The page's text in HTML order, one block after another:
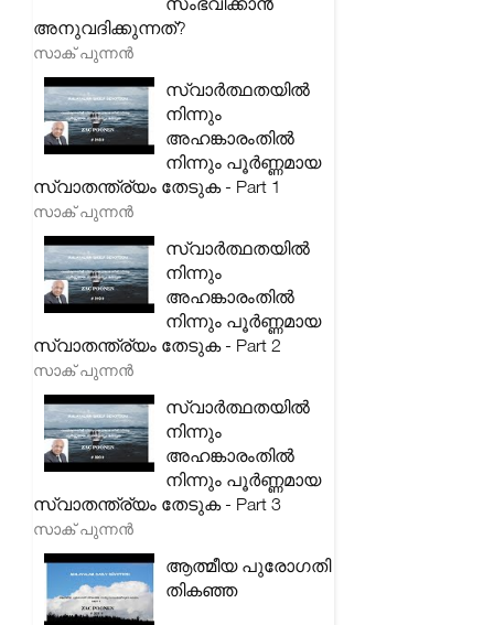
അനുവദിക്കുന്നത്?
സാക് പുന്നൻ
സ്വാർത്ഥതയിൽ
നിന്നും
അഹങ്കാരംതിൽ
നിന്നും പൂർണ്ണമായ
സ്വാതന്ത്ര്യം തേടുക - Part 1
സാക് പുന്നൻ
സ്വാർത്ഥതയിൽ
നിന്നും
അഹങ്കാരംതിൽ
നിന്നും പൂർണ്ണമായ
സ്വാതന്ത്ര്യം തേടുക - Part 2
സാക് പുന്നൻ
സ്വാർത്ഥതയിൽ
നിന്നും
അഹങ്കാരംതിൽ
നിന്നും പൂർണ്ണമായ
സ്വാതന്ത്ര്യം തേടുക - Part 3
സാക് പുന്നൻ
ആത്മീയ പുരോഗതി
തികഞ്ഞ